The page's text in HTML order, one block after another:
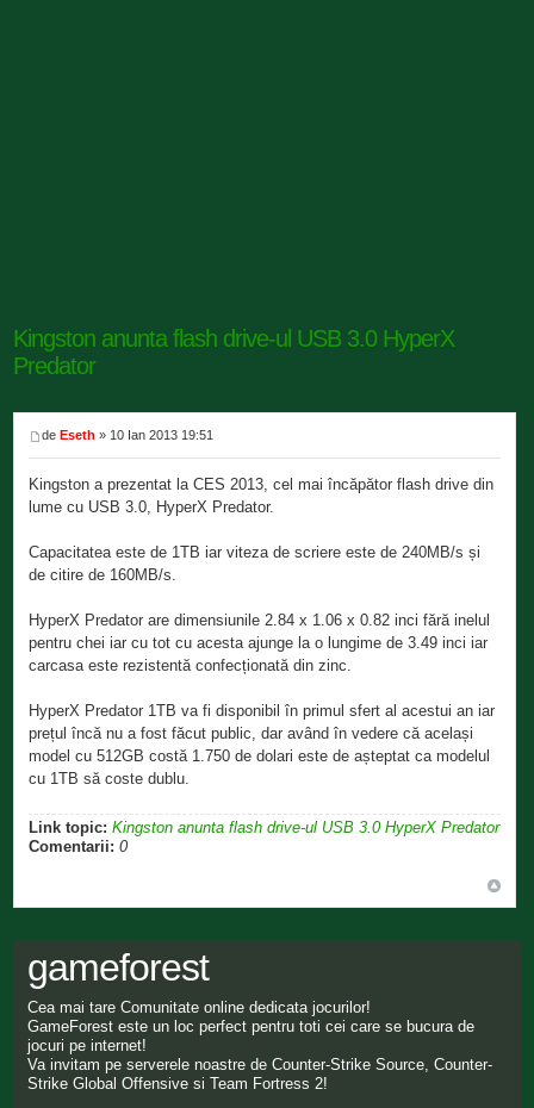
Kingston anunta flash drive-ul USB 3.0 HyperX
Predator
deEseth » 10 Ian 2013 19:51
Kingston a prezentat la CES 2013, cel mai încăpător flash drive din
lume cu USB 3.0, HyperX Predator.
Capacitatea este de 1TB iar viteza de scriere este de 240MB/s și
de citire de 160MB/s.
HyperX Predator are dimensiunile 2.84 x 1.06 x 0.82 inci fără inelul
pentru chei iar cu tot cu acesta ajunge la o lungime de 3.49 inci iar
carcasa este rezistentă confecționată din zinc.
HyperX Predator 1TB va fi disponibil în primul sfert al acestui an iar
prețul încă nu a fost făcut public, dar având în vedere că același
model cu 512GB costă 1.750 de dolari este de așteptat ca modelul
cu 1TB să coste dublu.
Link topic: Kingston anunta flash drive-ul USB 3.0 HyperX Predator
Comentarii: 0
gameforest
Cea mai tare Comunitate online dedicata jocurilor!
GameForest este un loc perfect pentru toti cei care se bucura de
jocuri pe internet!
Va invitam pe serverele noastre de Counter-Strike Source, Counter-
Strike Global Offensive si Team Fortress 2!